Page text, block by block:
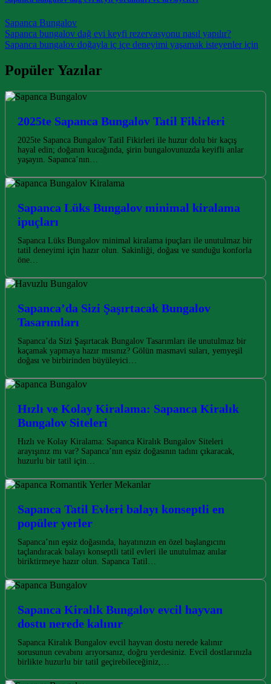
Sapanca Bungalov
Post navigation
Sapanca bungalov dağ evi keyfi rezervasyonu nasıl yapılır?
Sapanca bungalov doğayla iç içe deneyimi yaşamak isteyenler için
Popüler Yazılar
2025te Sapanca Bungalov Tatil Fikirleri
2025te Sapanca Bungalov Tatil Fikirleri ile huzur dolu bir kaçış
hayal edin; doğanın kucağında, şirin bungalovunuzda keyifli anlar
yaşayın. Sapanca’nın…
Sapanca Lüks Bungalov minimal kiralama
ipuçları
Sapanca Lüks Bungalov minimal kiralama ipuçları ile unutulmaz bir
tatil deneyimi için hazır olun. Sakinliği, doğası ve sunduğu konforla
öne…
Sapanca’da Sizi Şaşırtacak Bungalov
Tasarımları
Sapanca’da Sizi Şaşırtacak Bungalov Tasarımları ile unutulmaz bir
kaçamak yapmaya hazır mısınız? Gölün masmavi suları, yemyeşil
doğası ve birbirinden büyüleyici…
Hızlı ve Kolay Kiralama: Sapanca Kiralık
Bungalov Siteleri
Hızlı ve Kolay Kiralama: Sapanca Kiralık Bungalov Siteleri
arayışınız mı var? Sapanca’nın eşsiz doğasının tadını çıkaracak,
huzurlu bir tatil için…
Sapanca Tatil Evleri balayı konseptli en
popüler yerler
Sapanca’nın eşsiz doğasında, hayatınızın en özel başlangıcını
taçlandıracak balayı konseptli tatil evleri ile unutulmaz anılar
biriktirmeye hazır olun. Sapanca Tatil…
Sapanca Kiralık Bungalov evcil hayvan
dostu nerede kalınır
Sapanca Kiralık Bungalov evcil hayvan dostu nerede kalınır
sorusunun cevabını arıyorsanız, doğru yerdesiniz. Evcil dostlarınızla
birlikte huzurlu bir tatil geçirebileceğiniz,…